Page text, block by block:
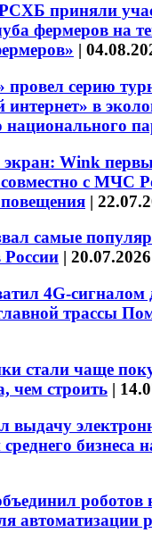
приняли
фермеров на
|
провел серию
в
национального
Wink
с МЧС
|
самые
| 20.07.2026
4G-сигналом
трассы
стали чаще
чем строить |
выдачу
бизнеса
роботов
автоматизации